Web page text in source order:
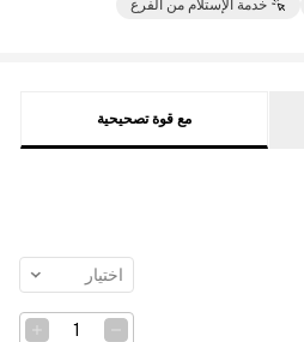
خدمة الإستلام من الفرع
مع قوة تصحيحية
اختيار